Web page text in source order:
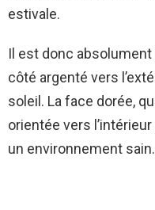
estivale.
Il est donc
côté argenté vers
soleil. La face dorée,
orientée vers
un environnement sain.